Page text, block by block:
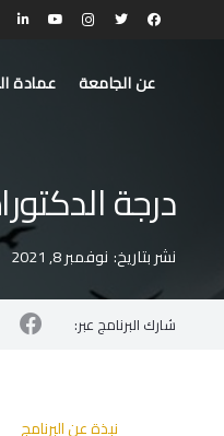
عن الجامعة عمادة
درجة
نشر بتاريخ: نوفمبر 8, 2021
شارك البرنامج عبر:
نبذة عن البرنامج